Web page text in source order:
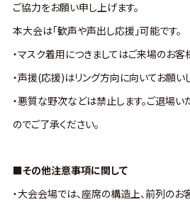
ご協力をお願い申し上げます。
本大会は｢歓声や声出し応援｣可能です。
・マスク着用につきましてはご来場のお客
・声援(応援)はリング方向に向いてお願い
・悪質な野次などは禁止します。ご退場い
のでご了承ください。
■その他注意事項に関して
・大会会場では、座席の構造上、前列の